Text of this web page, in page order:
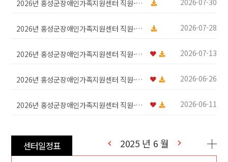
2026년 홍성군장애인가족지원센터 직원-계약… 2026-07-30
2026년 홍성군장애인가족지원센터 직원-계약… 2026-07-28
2026년 홍성군장애인가족지원센터 직원-계약… 2026-07-13
2026년 홍성군장애인가족지원센터 직원-계약… 2026-06-26
2026년 홍성군장애인가족지원센터 직원-계약… 2026-06-11
센터일정표 2025 년 6 월